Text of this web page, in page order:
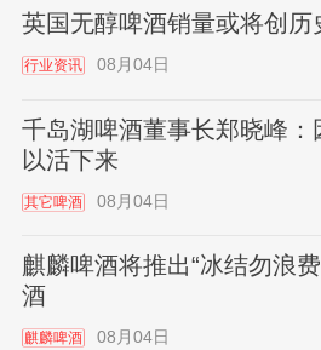
英国无醇啤酒销量或将创历
行业资讯 08月04日
千岛湖啤酒董事长郑晓峰
以活下来
其它啤酒 08月04日
麒麟啤酒将推出“冰结勿浪
酒
麒麟啤酒 08月04日